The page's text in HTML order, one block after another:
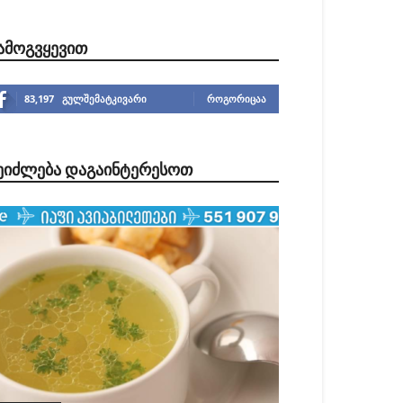
83,197 გულშემატკივარი ᲠᲝᲒᲝᲠᲘᲪᲐᲐ
ᲓᲐᲒᲐᲘᲜᲢᲔᲠᲔᲡᲝᲗ